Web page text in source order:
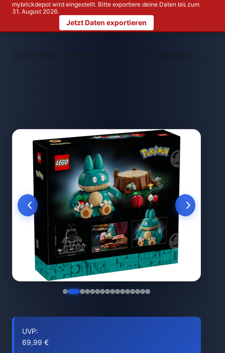
mybrickdepot wird eingestellt. Bitte exportiere deine Daten bis zum
31. August 2026.
Jetzt Daten exportieren
LEGO Themen > LEGO 72150 Mampfaxo
UVP:
69,99 €